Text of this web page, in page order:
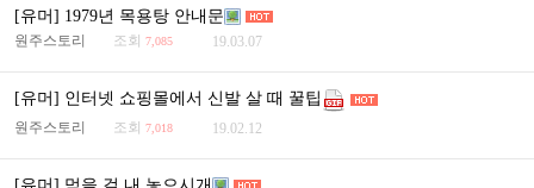
[유머] 1979년 목용탕 안내문
원주스토리 조회 7,085 19.03.07
[유머] 인터넷 쇼핑몰에서 신발 살 때 꿀팁
원주스토리 조회 7,018 19.02.12